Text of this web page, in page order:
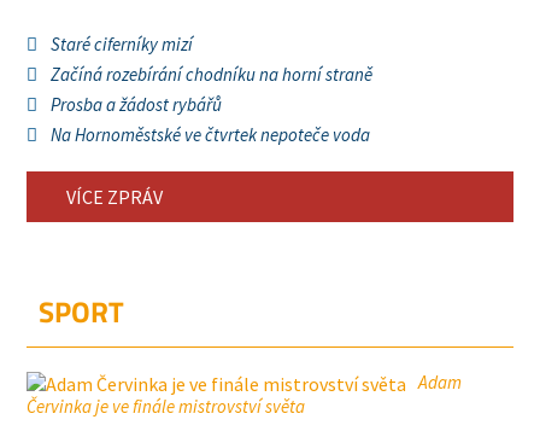
Staré ciferníky mizí
Začíná rozebírání chodníku na horní straně
Prosba a žádost rybářů
Na Hornoměstské ve čtvrtek nepoteče voda
VÍCE ZPRÁV
SPORT
Adam
Červinka je ve finále mistrovství světa